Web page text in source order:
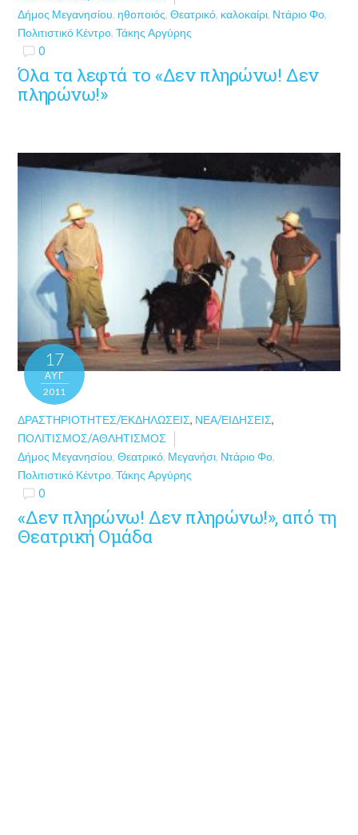
Δήμος Μεγανησίου,ηθοποιός,Θεατρικό, καλοκαίρι, Ντάριο Φο,
Πολιτιστικό Κέντρο,Τάκης Αργύρης
0
Όλα τα λεφτά το «Δεν πληρώνω! Δεν
πληρώνω!»
17
ΑΥΓ
2011
ΔΡΑΣΤΗΡΙΌΤΗΤΕΣ/ΕΚΔΗΛΏΣΕΙΣ, ΝΈΑ/ΕΙΔΉΣΕΙΣ,
ΠΟΛΙΤΙΣΜΌΣ/ΑΘΛΗΤΙΣΜΌΣ
Δήμος Μεγανησίου,Θεατρικό, Μεγανήσι, Ντάριο Φο,
Πολιτιστικό Κέντρο,Τάκης Αργύρης
0
«Δεν πληρώνω! Δεν πληρώνω!», από τη
Θεατρική Ομάδα